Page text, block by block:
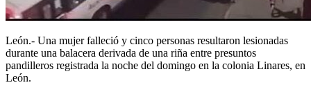
León.- Una mujer falleció y cinco personas resultaron lesionadas
durante una balacera derivada de una riña entre presuntos
pandilleros registrada la noche del domingo en la colonia Linares, en
León.